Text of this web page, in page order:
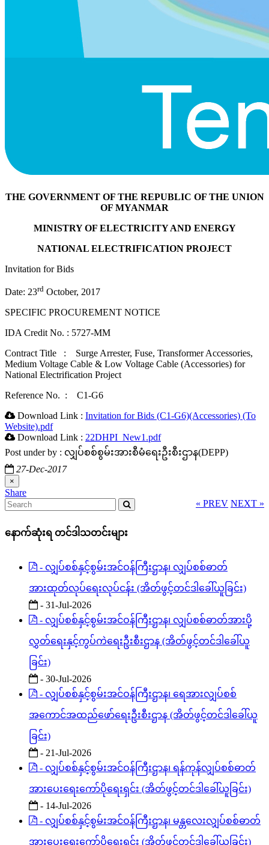
THE GOVERNMENT OF THE REPUBLIC OF THE UNION
OF MYANMAR
MINISTRY OF ELECTRICITY AND ENERGY
NATIONAL ELECTRIFICATION PROJECT
Invitation for Bids
Date: 23rd October, 2017
SPECIFIC PROCUREMENT NOTICE
IDA Credit No. : 5727-MM
Contract Title : Surge Arrester, Fuse, Transformer Accessories,
Medium Voltage Cable & Low Voltage Cable (Accessories) for
National Electrification Project
Reference No. : C1-G6
Download Link : Invitation for Bids (C1-G6)(Accessories) (To
Website).pdf
Download Link : 22DHPI_New1.pdf
Post under by : လျှပ်စစ်စွမ်းအားစီမံရေးဦးစီးဌာန(DEPP)
27-Dec-2017
×
Share
« PREV NEXT »
နောက်ဆုံးရ တင်ဒါသတင်းများ
- လျှပ်စစ်နှင့်စွမ်းအင်ဝန်ကြီးဌာန၊ လျှပ်စစ်ဓာတ်
အားထုတ်လုပ်ရေးလုပ်ငန်း (အိတ်ဖွင့်တင်ဒါခေါ်ယူခြင်း)
- 31-Jul-2026
- လျှပ်စစ်နှင့်စွမ်းအင်ဝန်ကြီးဌာန၊ လျှပ်စစ်ဓာတ်အားပို့
လွှတ်ရေးနှင့်ကွပ်ကဲရေးဦးစီးဌာန (အိတ်ဖွင့်တင်ဒါခေါ်ယူ
ခြင်း)
- 30-Jul-2026
- လျှပ်စစ်နှင့်စွမ်းအင်ဝန်ကြီးဌာန၊ ရေအားလျှပ်စစ်
အကောင်အထည်ဖော်ရေးဦးစီးဌာန (အိတ်ဖွင့်တင်ဒါခေါ်ယူ
ခြင်း)
- 21-Jul-2026
- လျှပ်စစ်နှင့်စွမ်းအင်ဝန်ကြီးဌာန၊ ရန်ကုန်လျှပ်စစ်ဓာတ်
အားပေးရေးကော်ပိုရေးရှင်း (အိတ်ဖွင့်တင်ဒါခေါ်ယူခြင်း)
- 14-Jul-2026
- လျှပ်စစ်နှင့်စွမ်းအင်ဝန်ကြီးဌာန၊ မန္တလေးလျှပ်စစ်ဓာတ်
အားပေးရေးကော်ပိုရေးရှင်း (အိတ်ဖွင့်တင်ဒါခေါ်ယူခြင်း)